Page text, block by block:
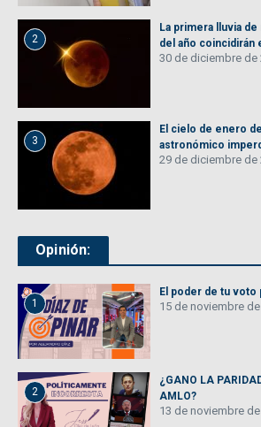
2
La primera lluvia
del año coincidirán
30 de diciembre de
3
El cielo de enero
astronómico
29 de diciembre de
Opinión:
1
El poder de tu voto
15 de noviembre
2
¿GANO LA
AMLO?
13 de noviembre